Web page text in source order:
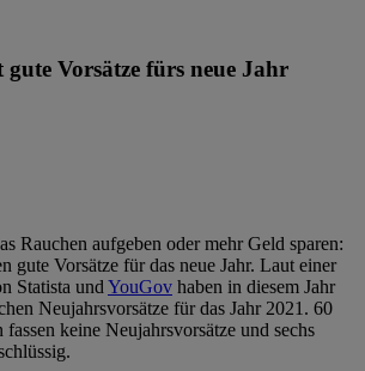
gute Vorsätze fürs neue Jahr
Rauchen aufgeben oder mehr Geld sparen:
gute Vorsätze für das neue Jahr. Laut einer
Statista undYouGov haben in diesem Jahr
Neujahrsvorsätze für das Jahr 2021. 60
keine Neujahrsvorsätze und sechs